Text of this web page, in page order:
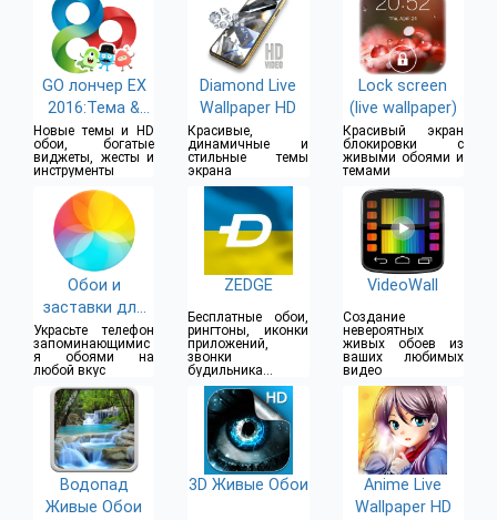
GO лончер EX
2016:Тема &
Обои
Новые темы и HD
обои, богатые
виджеты, жесты и
инструменты
Diamond Live
Wallpaper HD
Красивые,
динамичные и
стильные темы
экрана
Lock screen
(live wallpaper)
Красивый экран
блокировки с
живыми обоями и
темами
Обои и
заставки для
меня
Украсьте телефон
запоминающимис
я обоями на
любой вкус
ZEDGE
Бесплатные обои,
рингтоны, иконки
приложений,
звонки
будильника и
уведомлений
VideoWall
Создание
невероятных
живых обоев из
ваших любимых
видео
Водопад
Живые Обои
3D Живые Обои
Anime Live
Wallpaper HD